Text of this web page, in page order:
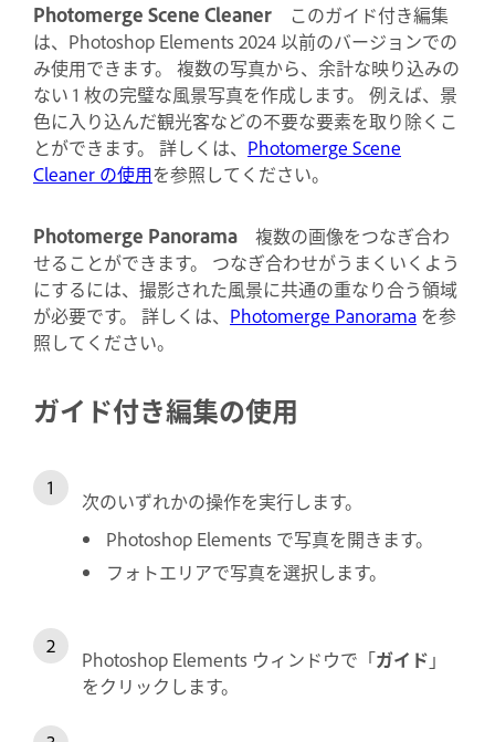
Photomerge Scene Cleaner
このガイド付き編集
は、Photoshop Elements 2024 以前のバージョンでの
み使用できます。 複数の写真から、余計な映り込みの
ない 1 枚の完璧な風景写真を作成します。 例えば、景
色に入り込んだ観光客などの不要な要素を取り除くこ
とができます。 詳しくは、 Photomerge Scene
Cleaner の使用を参照してください。
Photomerge Panorama
複数の画像をつなぎ合わ
せることができます。 つなぎ合わせがうまくいくよう
にするには、撮影された風景に共通の重なり合う領域
が必要です。 詳しくは、 Photomerge Panorama を参
照してください。
ガイド付き編集の使用
次のいずれかの操作を実行します。
Photoshop Elements で写真を開きます。
フォトエリアで写真を選択します。
Photoshop Elements ウィンドウで「ガイド 」
をクリックします。